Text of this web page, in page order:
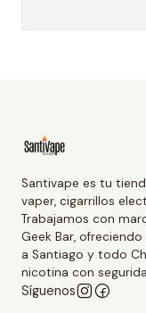
Santivape es tu
vaper, cigarrillos
Trabajamos con
Geek Bar,
a Santiago y todo
nicotina con
Síguenos